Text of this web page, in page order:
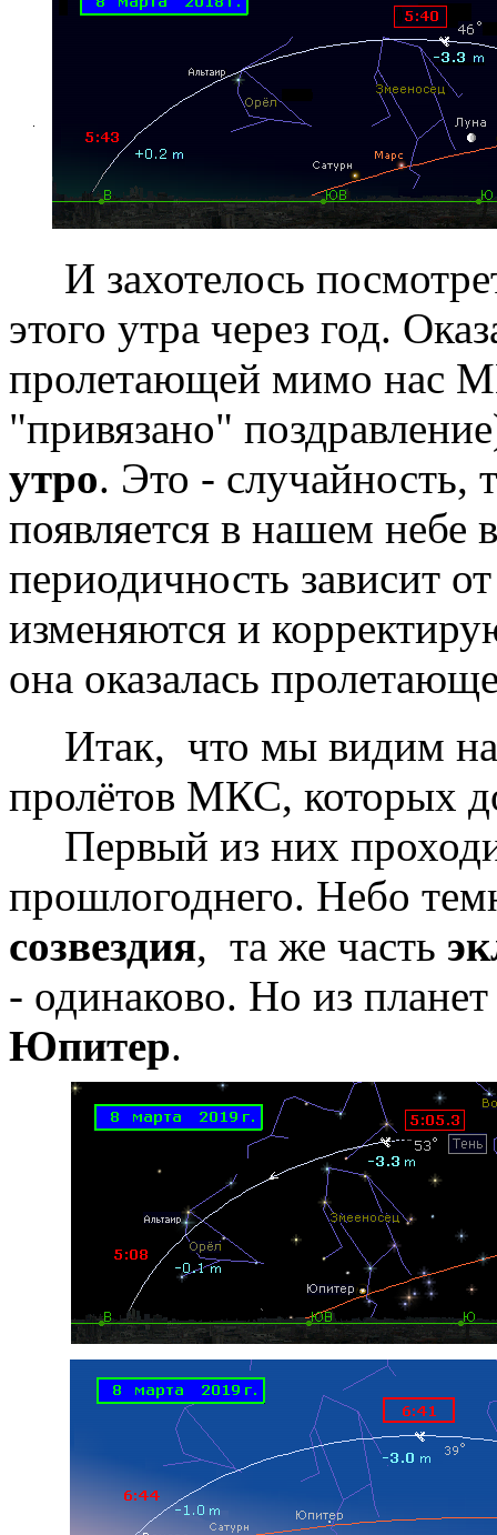
И захотелось
этого утра через год.
пролетающей мимо нас
"привязано"
утро. Это - случайность,
появляется в нашем небе
периодичность зависит
изменяются и
она оказалась
Итак, что мы видим на
пролётов МКС, которых
Первый из них
прошлогоднего. Небо
созвездия, та же часть
- одинаково. Но из планет
Юпитер.